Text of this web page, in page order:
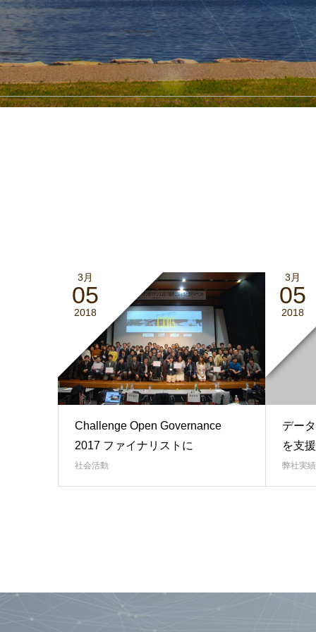
3月
05
2018
Challenge Open Governance
2017 ファイナリストに
社会活動
3月
05
2018
デー
を支援
弊社実績